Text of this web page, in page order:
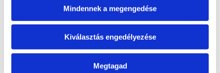
Mindennek a megengedése
Kiválasztás engedélyezése
Megtagad
T380 VIB T230 RL